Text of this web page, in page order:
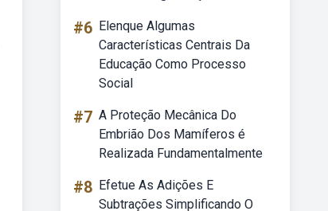
#6 Elenque Algumas
Características Centrais Da
Educação Como Processo
Social
#7 A Proteção Mecânica Do
Embrião Dos Mamíferos é
Realizada Fundamentalmente
#8 Efetue As Adições E
Subtrações Simplificando O